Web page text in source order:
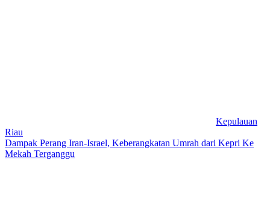
Kepulauan
Riau
Dampak Perang Iran-Israel, Keberangkatan Umrah dari Kepri Ke
Mekah Terganggu